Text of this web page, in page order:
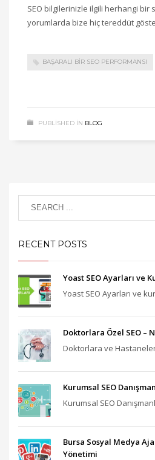
SEO bilgilerinizle ilgili herhangi bir
yorumlarda bize hiç tereddüt
BAŞARALI BIR SEO PERFORMANSI
PUBLISHED IN BLOG
RECENT POSTS
Yoast SEO Ayarları ve
Yoast SEO Ayarları ve
Doktorlara Özel SEO –
Doktorlara ve
Kurumsal SEO
Kurumsal SEO
Bursa Sosyal Medya
Yönetimi